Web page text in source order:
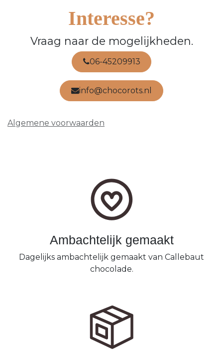
Interesse?
Vraag naar de mogelijkheden.
06-45209913
info@chocorots.nl
Algemene voorwaarden
Ambachtelijk gemaakt
Dagelijks ambachtelijk gemaakt van Callebaut
chocolade.